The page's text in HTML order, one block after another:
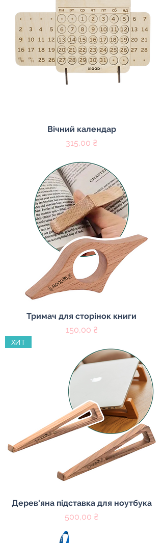
Вічний календар
Цена
315,00 ₴
Тримач для сторінок книги
Цена
150,00 ₴
ХИТ
Дерев'яна підставка для ноутбука
Цена
500,00 ₴